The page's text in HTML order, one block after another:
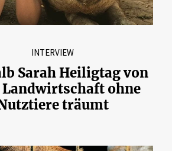
INTERVIEW
Sarah Heiligtag von
ohne
träumt